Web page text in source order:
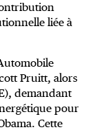
liée à
Pruitt, alors
demandant
pour
Cette